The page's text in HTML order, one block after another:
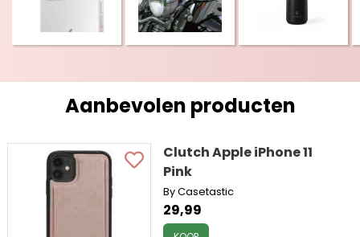
Aanbevolen producten
Clutch Apple iPhone 11
Pink
By Casetastic
29,99